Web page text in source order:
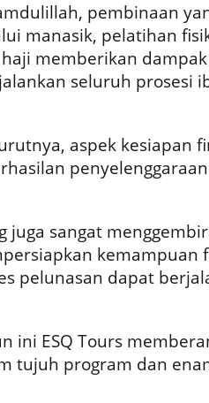
pembinaan
manasik, pelatihan
memberikan
seluruh prosesi
aspek kesiapan
juga sangat
kemampuan
pelunasan dapat
ini ESQ Tours
tujuh program dan